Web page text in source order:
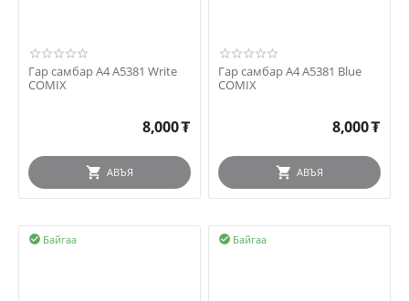
Гар самбар А4 A5381 Write
COMIX
8,000₮
АВЪЯ
Гар самбар А4 A5381 Blue
COMIX
8,000₮
АВЪЯ
Байгаа
 Байгаа
